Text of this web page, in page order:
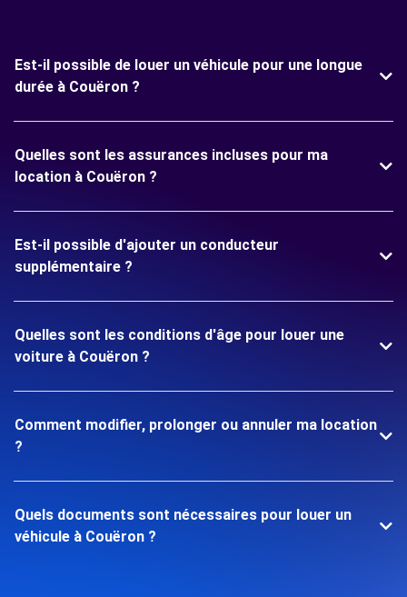
Est-il possible de louer un véhicule pour une longue
durée à Couëron ?
Quelles sont les assurances incluses pour ma
location à Couëron ?
Est-il possible d'ajouter un conducteur
supplémentaire ?
Quelles sont les conditions d'âge pour louer une
voiture à Couëron ?
Comment modifier, prolonger ou annuler ma location
?
Quels documents sont nécessaires pour louer un
véhicule à Couëron ?